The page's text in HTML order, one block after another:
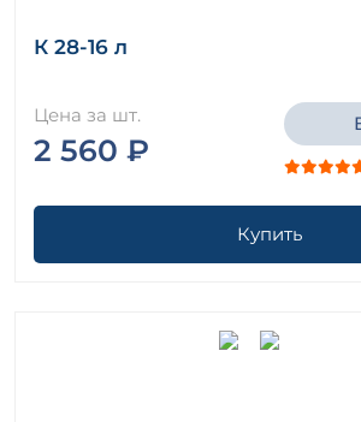
К 28-16 л
Цена за шт.
2 560 ₽
Купить